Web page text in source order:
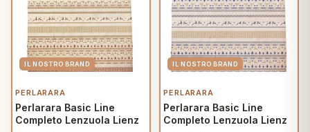
PERLARARA
Perlarara Basic Line
Completo Lenzuola Lienz
PERLARARA
Perlarara Basic Line
Completo Lenzuola Lienz